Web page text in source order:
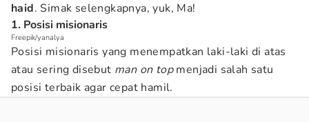
haid. Simak selengkapnya, yuk, Ma!
1. Posisi misionaris
Freepik/yanalya
Posisi misionaris yang menempatkan laki-laki di atas
atau sering disebut man on topmenjadi salah satu
posisi terbaik agar cepat hamil.